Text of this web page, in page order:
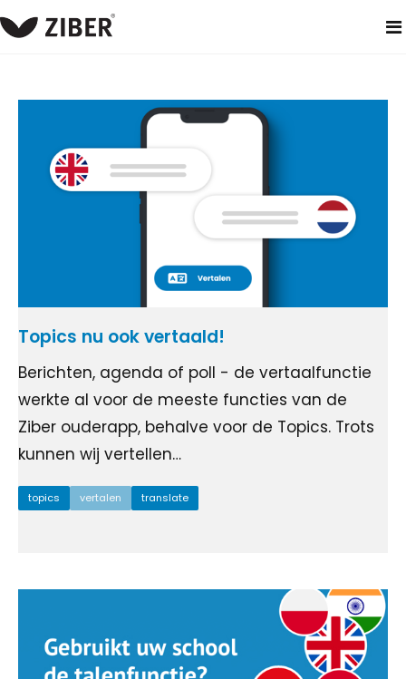
Topics nu ook vertaald!
Berichten, agenda of poll - de vertaalfunctie
werkte al voor de meeste functies van de
Ziber ouderapp, behalve voor de Topics. Trots
kunnen wij vertellen…
topics vertalen translate